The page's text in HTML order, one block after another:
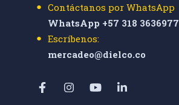
Contáctanos por WhatsApp
WhatsApp +57 318 3636977
Escríbenos:
mercadeo@dielco.co